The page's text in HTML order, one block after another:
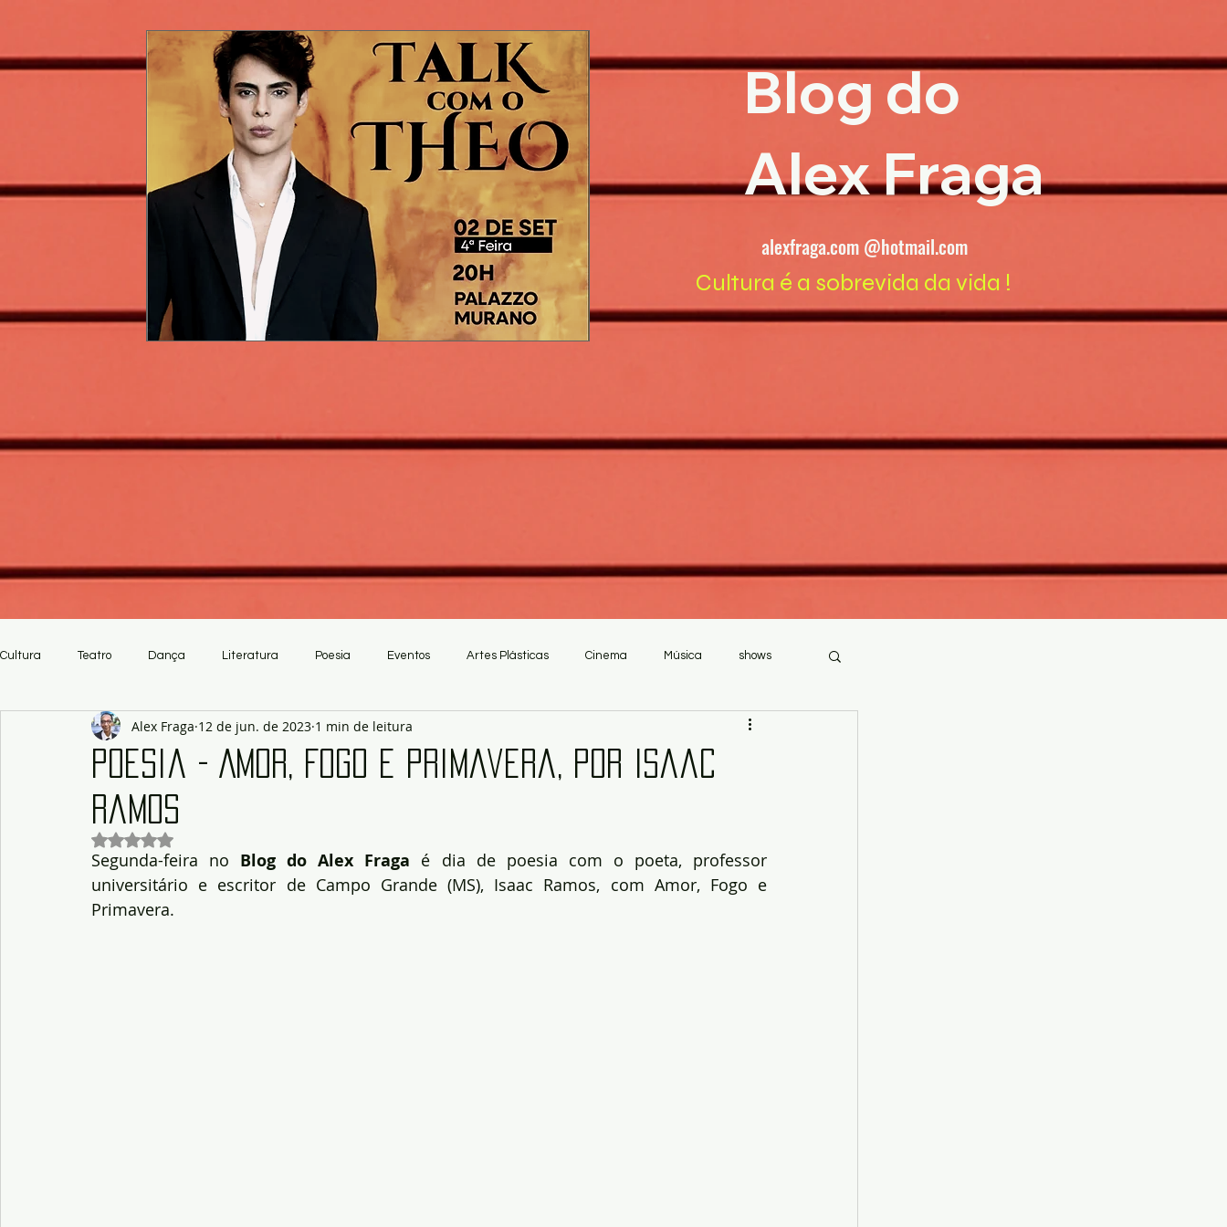
Blog do
Alex Fraga
alexfraga.com @hotmail.com
Cultura é a sobrevida da vida !
Cultura Teatro Dança Literatura Poesia Eventos Artes Plásticas Cinema Música shows
Artesanato
Poesia - Amor, Fogo e Primavera, por Isaac
Ramos
Alex Fraga 12 de jun. de 2023 1 min de leitura
Avaliado com NaN de 5 estrelas.
Segunda-feira no Blog do Alex Fraga é dia de poesia com o poeta, professor
universitário e escritor de Campo Grande (MS), Isaac Ramos, com Amor, Fogo e
Primavera.